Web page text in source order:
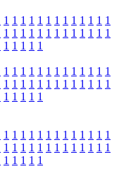
1 1 1 1 1 1 1 1 1 1 1 1 1
1 1 1 1 1 1 1 1 1 1 1 1 1
1 1 1 1 1
1 1 1 1 1 1 1 1 1 1 1 1 1
1 1 1 1 1 1 1 1 1 1 1 1 1
1 1 1 1 1
1 1 1 1 1 1 1 1 1 1 1 1 1
1 1 1 1 1 1 1 1 1 1 1 1 1
1 1 1 1 1